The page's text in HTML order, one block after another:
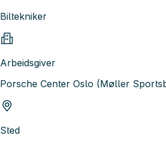
Biltekniker
Arbeidsgiver
Porsche Center Oslo (Møller
Sted